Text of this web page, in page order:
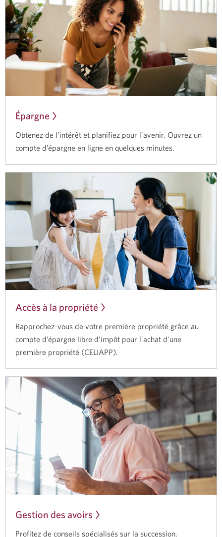
Épargne
Obtenez de l’intérêt et planifiez pour l’avenir. Ouvrez un
compte d’épargne en ligne en quelques minutes.
Accès à la propriété
Rapprochez-vous de votre première propriété grâce au
compte d’épargne libre d’impôt pour l’achat d’une
première propriété (CELIAPP).
Gestion des avoirs
Profitez de conseils spécialisés sur la succession,